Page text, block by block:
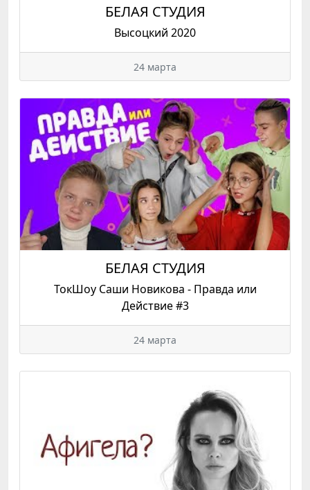
БЕЛАЯ СТУДИЯ
Высоцкий 2020
24 марта
БЕЛАЯ СТУДИЯ
ТокШоу Саши Новикова - Правда или
Действие #3
24 марта